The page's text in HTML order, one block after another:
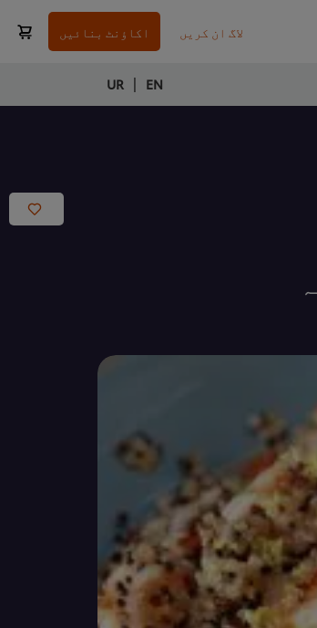
لاگ ان کریں اکاؤنٹ بنائیں
EN
|
UR